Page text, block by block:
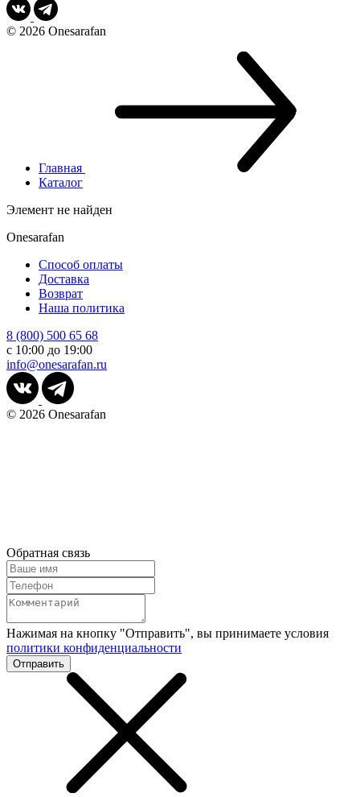
© 2026 Onesarafan
Главная
Каталог
Элемент не найден
Onesarafan
Способ оплаты
Доставка
Возврат
Наша политика
8 (800) 500 65 68
с 10:00 до 19:00
info@onesarafan.ru
© 2026 Onesarafan
Обратная связь
Нажимая на кнопку "Отправить", вы принимаете условия
политики конфиденциальности
Отправить